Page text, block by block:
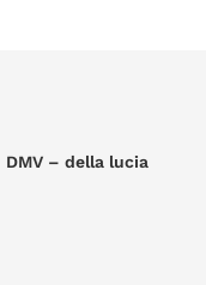
DMV – della lucia